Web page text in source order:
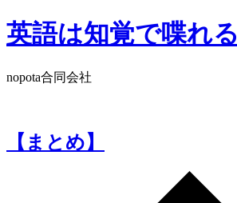
コ
ン
ン
英語は知覚で喋れる
nopota合同会社
【まとめ】